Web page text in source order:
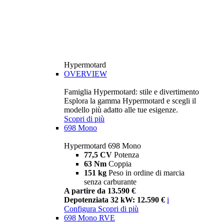
Hypermotard
OVERVIEW
Famiglia Hypermotard: stile e divertimento
Esplora la gamma Hypermotard e scegli il
modello più adatto alle tue esigenze.
Scopri di più
698 Mono
Hypermotard 698 Mono
77,5 CV Potenza
63 Nm Coppia
151 kg Peso in ordine di marcia
senza carburante
A partire da 13.590 €
Depotenziata 32 kW: 12.590 € i
Configura Scopri di più
698 Mono RVE